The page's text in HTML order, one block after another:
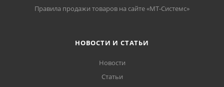
Правила продажи товаров на сайте «МТ-Системс»
НОВОСТИ И СТАТЬИ
Новости
Статьи